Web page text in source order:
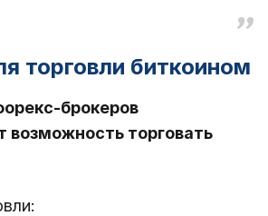
торговли биткоином
брокеров
возможность торговать